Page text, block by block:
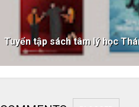
Tuyển tập sách tâm lý học